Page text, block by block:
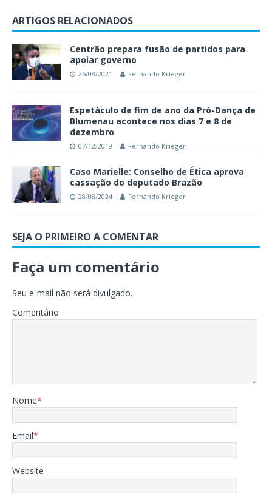
ARTIGOS RELACIONADOS
Centrão prepara fusão de partidos para
apoiar governo
26/08/2021 Fernando Krieger
Espetáculo de fim de ano da Pró-Dança de
Blumenau acontece nos dias 7 e 8 de
dezembro
07/12/2019 Fernando Krieger
Caso Marielle: Conselho de Ética aprova
cassação do deputado Brazão
28/08/2024 Fernando Krieger
SEJA O PRIMEIRO A COMENTAR
Faça um comentário
Seu e-mail não será divulgado.
Comentário
Nome*
Email*
Website